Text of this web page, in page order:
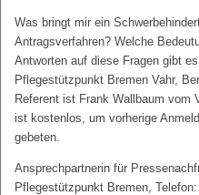
Was bringt mir ein
Antragsverfahren? Welche
Antworten auf diese Fragen gibt
Pflegestützpunkt Bremen Vahr,
Referent ist Frank Wallbaum vom
ist kostenlos, um vorherige
gebeten.
Ansprechpartnerin für
Pflegestützpunkt Bremen, Telefon: